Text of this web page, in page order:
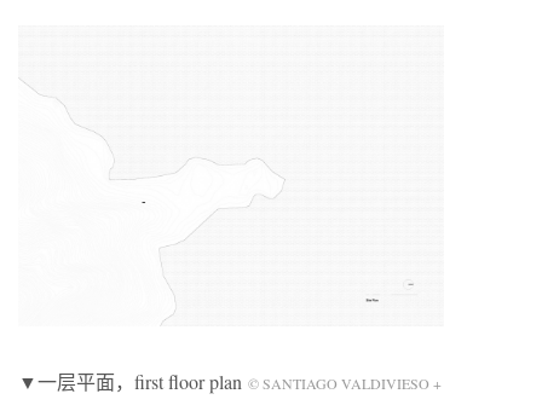
▼一层平面，first floor plan © SANTIAGO VALDIVIESO +